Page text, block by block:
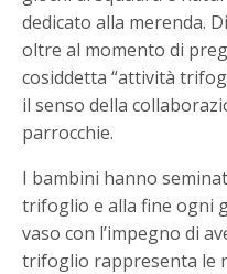
dedicato alla merenda.
oltre al momento di
cosiddetta “attività
il senso della
parrocchie.
I bambini hanno
trifoglio e alla fine ogni
vaso con l’impegno di
trifoglio rappresenta le